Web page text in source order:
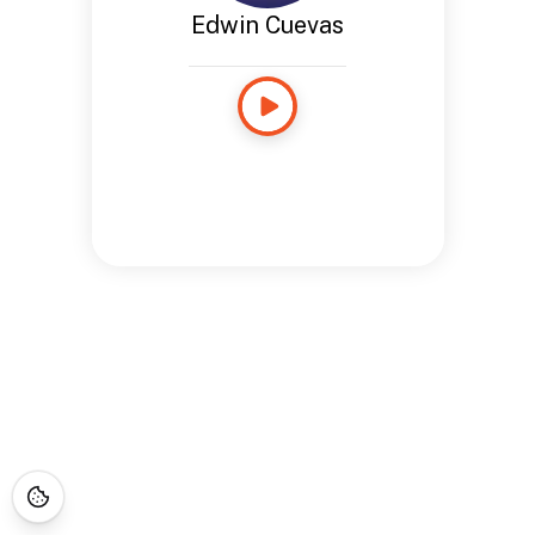
Edwin Cuevas